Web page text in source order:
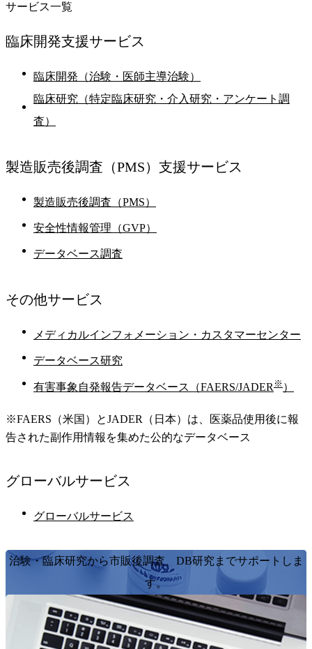
サービス一覧
臨床開発支援サービス
臨床開発（治験・医師主導治験）
臨床研究（特定臨床研究・介入研究・アンケート調
査）
製造販売後調査 （PMS）支援サービス
製造販売後調査（PMS）
安全性情報管理（GVP）
データベース調査
その他サービス
メディカルインフォメーション・カスタマーセンター
データベース研究
有害事象自発報告データベース（FAERS/JADER※ ）
※FAERS（米国）とJADER（日本）は、医薬品使用後に報
告された副作用情報を集めた公的なデータベース
グローバルサービス
グローバルサービス
治験・臨床研究から市販後調査、DB研究までサポートしま
す。